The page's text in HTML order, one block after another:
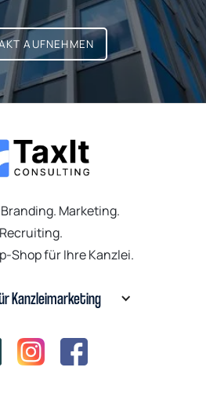
AUFNEHMEN
Marketing.
Recruiting.
Shop für Ihre Kanzlei.
Kanzleimarketing